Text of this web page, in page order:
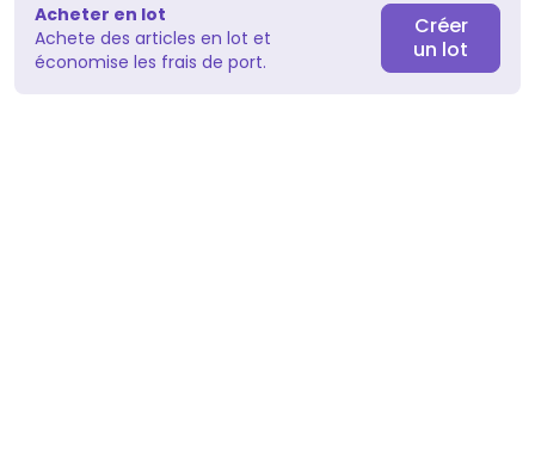
Acheter en lot
Achete des articles en lot et
économise les frais de port.
Créer
un lot